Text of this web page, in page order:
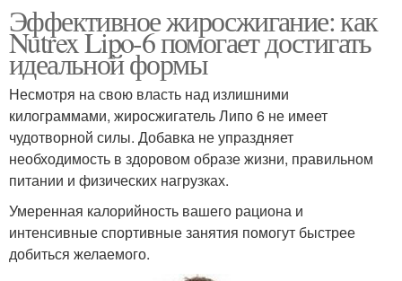
Эффективное жиросжигание: как
Nutrex Lipo-6 помогает достигать
идеальной формы
Несмотря на свою власть над излишними
килограммами, жиросжигатель Липо 6 не имеет
чудотворной силы. Добавка не упраздняет
необходимость в здоровом образе жизни, правильном
питании и физических нагрузках.
Умеренная калорийность вашего рациона и
интенсивные спортивные занятия помогут быстрее
добиться желаемого.